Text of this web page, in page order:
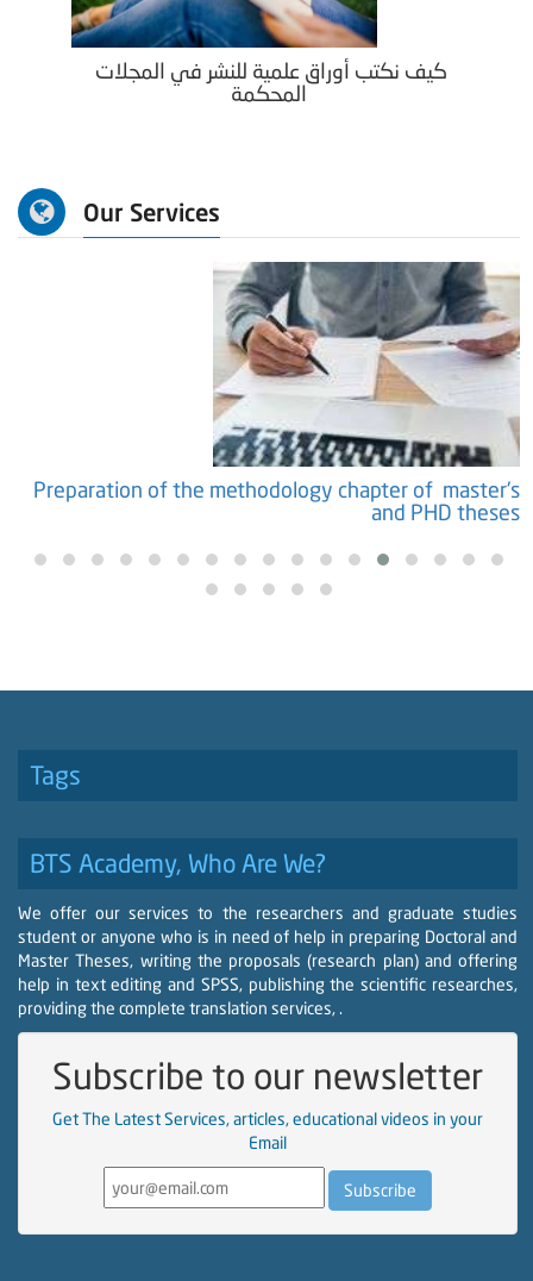
المحكمة
Our Services
Preparation of the methodology chapter of master's
and PHD theses
Tags
BTS Academy, Who Are We?
We offer our services to the researchers and graduate studies
student or anyone who is in need of help in preparing Doctoral and
Master Theses, writing the proposals (research plan) and offering
help in text editing and SPSS, publishing the scientific researches,
providing the complete translation services, .
Subscribe to our newsletter
Get The Latest Services, articles, educational videos in your
Email